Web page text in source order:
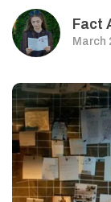
Fact
March